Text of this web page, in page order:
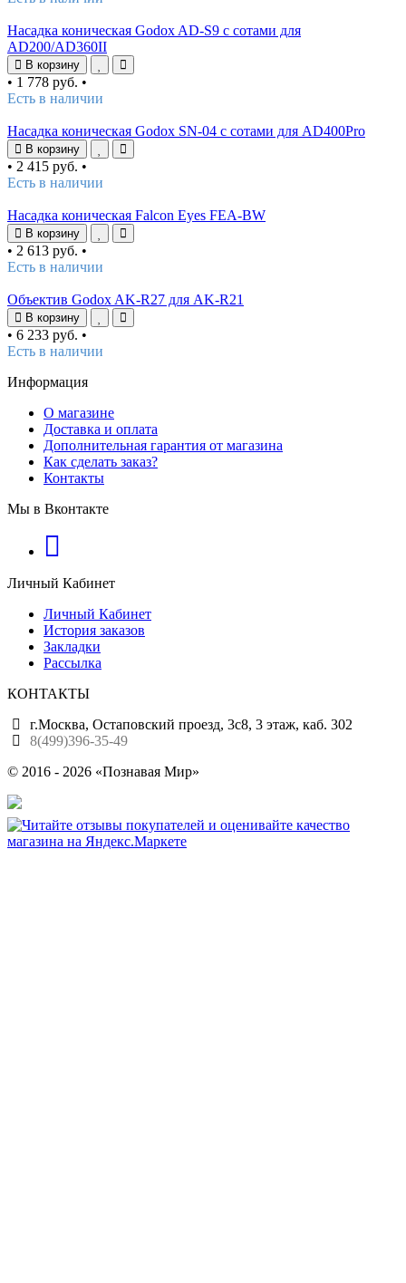
Насадка коническая Godox AD-S9 с сотами для
AD200/AD360II
В корзину
• 1 778 руб. •
Есть в наличии
Насадка коническая Godox SN-04 с сотами для AD400Pro
В корзину
• 2 415 руб. •
Есть в наличии
Насадка коническая Falcon Eyes FEA-BW
В корзину
• 2 613 руб. •
Есть в наличии
Объектив Godox AK-R27 для AK-R21
В корзину
• 6 233 руб. •
Есть в наличии
Информация
О магазине
Доставка и оплата
Дополнительная гарантия от магазина
Как сделать заказ?
Контакты
Мы в Вконтакте
Личный Кабинет
Личный Кабинет
История заказов
Закладки
Рассылка
КОНТАКТЫ
г.Москва, Остаповский проезд, 3с8, 3 этаж, каб. 302
8(499)396-35-49
© 2016 - 2026 «Познавая Мир»